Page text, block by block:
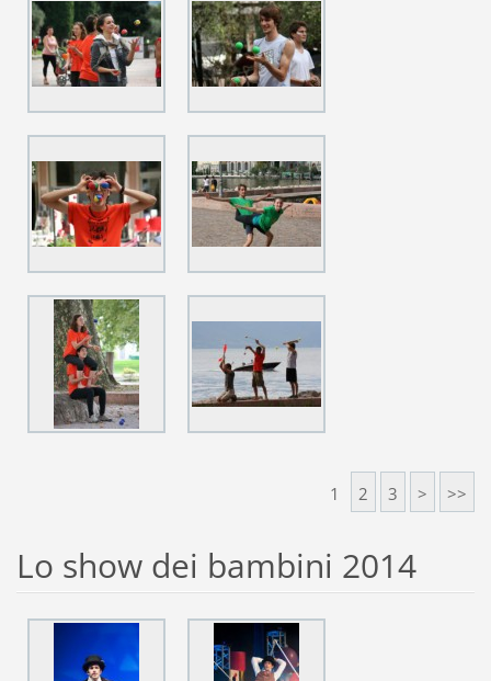
1 2 3 > >>
Lo show dei bambini 2014